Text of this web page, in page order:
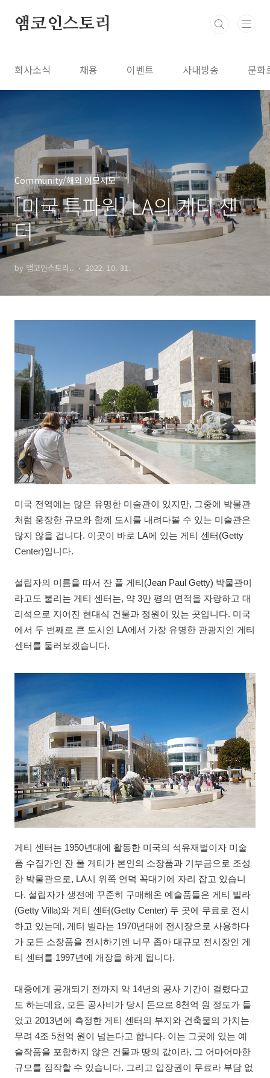
앰코인스토리
회사소식 채용 이벤트 사내방송 문화
Community/해외 이모저모
[미국 특파원] LA의 게티 센
터
by 앰코인스토리.. 2022. 10. 31.
미국 전역에는 많은 유명한 미술관이 있지만, 그중에 박물관
처럼 웅장한 규모와 함께 도시를 내려다볼 수 있는 미술관은
많지 않을 겁니다. 이곳이 바로 LA에 있는 게티 센터(Getty
Center)입니다.
설립자의 이름을 따서 잔 폴 게티(Jean Paul Getty) 박물관이
라고도 불리는 게티 센터는, 약 3만 평의 면적을 자랑하고 대
리석으로 지어진 현대식 건물과 정원이 있는 곳입니다. 미국
에서 두 번째로 큰 도시인 LA에서 가장 유명한 관광지인 게티
센터를 둘러보겠습니다.
게티 센터는 1950년대에 활동한 미국의 석유재벌이자 미술
품 수집가인 잔 폴 게티가 본인의 소장품과 기부금으로 조성
한 박물관으로, LA시 위쪽 언덕 꼭대기에 자리 잡고 있습니
다. 설립자가 생전에 꾸준히 구매해온 예술품들은 게티 빌라
(Getty Villa)와 게티 센터(Getty Center) 두 곳에 무료로 전시
하고 있는데, 게티 빌라는 1970년대에 전시장으로 사용하다
가 모든 소장품을 전시하기엔 너무 좁아 대규모 전시장인 게
티 센터를 1997년에 개장을 하게 됩니다.
대중에게 공개되기 전까지 약 14년의 공사 기간이 걸렸다고
도 하는데요, 모든 공사비가 당시 돈으로 8천억 원 정도가 들
었고 2013년에 측정한 게티 센터의 부지와 건축물의 가치는
무려 4조 5천억 원이 넘는다고 합니다. 이는 그곳에 있는 예
술작품을 포함하지 않은 건물과 땅의 값이라, 그 어마어마한
규모를 짐작할 수 있습니다. 그리고 입장권이 무료라 부담 없